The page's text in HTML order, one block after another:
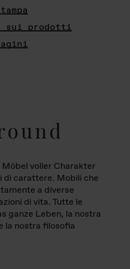
sui prodotti
Möbel voller Charakter
di carattere. Mobili che
a diverse
di vita. Tutte le
ganze Leben, la nostra
la nostra filosofia